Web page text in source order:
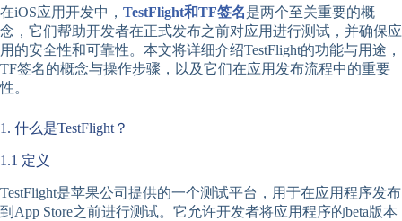
在iOS应用开发中， TestFlight和TF签名是两个至关重要的概
念，它们帮助开发者在正式发布之前对应用进行测试，并确保应
用的安全性和可靠性。本文将详细介绍TestFlight的功能与用途，
TF签名的概念与操作步骤，以及它们在应用发布流程中的重要
性。
1. 什么是TestFlight？
1.1 定义
TestFlight是苹果公司提供的一个测试平台，用于在应用程序发布
到App Store之前进行测试。它允许开发者将应用程序的beta版本